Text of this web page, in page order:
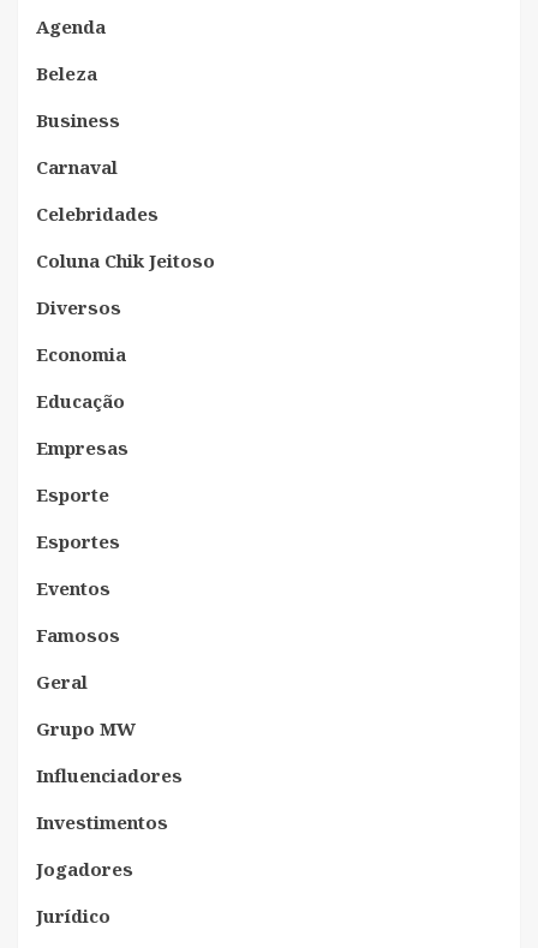
Agenda
Beleza
Business
Carnaval
Celebridades
Coluna Chik Jeitoso
Diversos
Economia
Educação
Empresas
Esporte
Esportes
Eventos
Famosos
Geral
Grupo MW
Influenciadores
Investimentos
Jogadores
Jurídico